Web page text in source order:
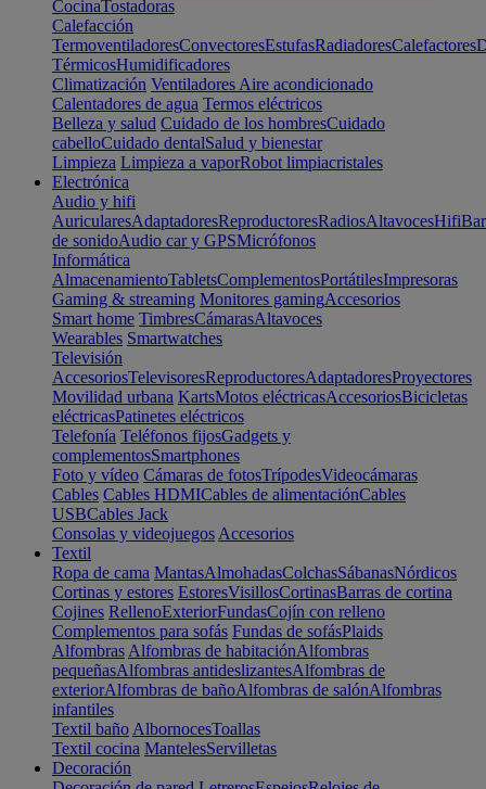
CocinaTostadoras
Calefacción
TermoventiladoresConvectoresEstufasRadiadoresCalefactores
TérmicosHumidificadores
Climatización Ventiladores Aire acondicionado
Calentadores de agua Termos eléctricos
Belleza y salud Cuidado de los hombresCuidado
cabelloCuidado dentalSalud y bienestar
Limpieza Limpieza a vaporRobot limpiacristales
Electrónica
Audio y hifi
AuricularesAdaptadoresReproductoresRadiosAltavocesHifi
de sonidoAudio car y GPSMicrófonos
Informática
AlmacenamientoTabletsComplementosPortátilesImpresoras
Gaming & streaming Monitores gamingAccesorios
Smart home TimbresCámarasAltavoces
Wearables Smartwatches
Televisión
AccesoriosTelevisoresReproductoresAdaptadoresProyectores
Movilidad urbana KartsMotos eléctricasAccesoriosBicicletas
eléctricasPatinetes eléctricos
Telefonía Teléfonos fijosGadgets y
complementosSmartphones
Foto y vídeo Cámaras de fotosTrípodesVideocámaras
Cables Cables HDMICables de alimentaciónCables
USBCables Jack
Consolas y videojuegos Accesorios
Textil
Ropa de cama MantasAlmohadasColchasSábanasNórdicos
Cortinas y estores EstoresVisillosCortinasBarras de cortina
Cojines RellenoExteriorFundasCojín con relleno
Complementos para sofás Fundas de sofásPlaids
Alfombras Alfombras de habitaciónAlfombras
pequeñasAlfombras antideslizantesAlfombras de
exteriorAlfombras de bañoAlfombras de salónAlfombras
infantiles
Textil baño AlbornocesToallas
Textil cocina MantelesServilletas
Decoración